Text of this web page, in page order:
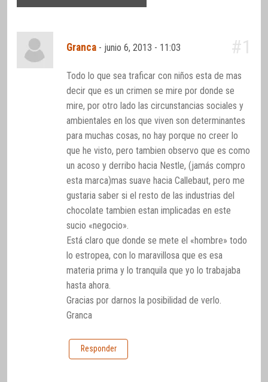
Granca - junio 6, 2013 - 11:03 #1
Todo lo que sea traficar con niños esta de mas
decir que es un crimen se mire por donde se
mire, por otro lado las circunstancias sociales y
ambientales en los que viven son determinantes
para muchas cosas, no hay porque no creer lo
que he visto, pero tambien observo que es como
un acoso y derribo hacia Nestle, (jamás compro
esta marca)mas suave hacia Callebaut, pero me
gustaria saber si el resto de las industrias del
chocolate tambien estan implicadas en este
sucio «negocio».
Está claro que donde se mete el «hombre» todo
lo estropea, con lo maravillosa que es esa
materia prima y lo tranquila que yo lo trabajaba
hasta ahora.
Gracias por darnos la posibilidad de verlo.
Granca
Responder